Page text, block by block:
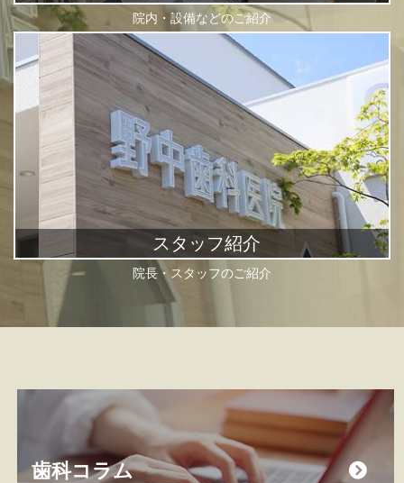
院内・設備などのご紹介
スタッフ紹介
院長・スタッフのご紹介
歯科コラム